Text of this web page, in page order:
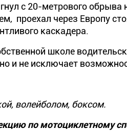
с 20-метрового обрыва
проехал через Европу
каскадера.
школе
и не исключает
волейболом, боксом.
по мотоциклетному